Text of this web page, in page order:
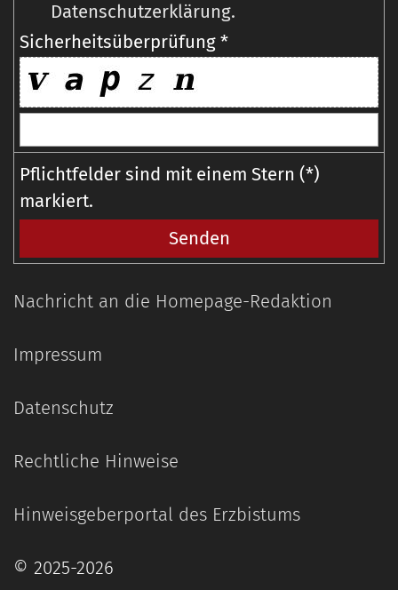
Datenschutzerklärung.
Sicherheitsüberprüfung *
Pflichtfelder sind mit einem Stern (*)
markiert.
Nachricht an die Homepage-Redaktion
Impressum
Datenschutz
Rechtliche Hinweise
Hinweisgeberportal des Erzbistums
© 2025-2026